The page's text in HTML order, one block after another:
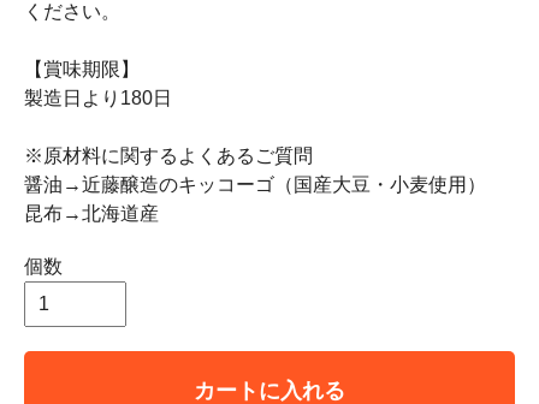
ください。
【賞味期限】
製造日より180日
※原材料に関するよくあるご質問
醤油→近藤醸造のキッコーゴ（国産大豆・小麦使用）
昆布→北海道産
個数
カートに入れる